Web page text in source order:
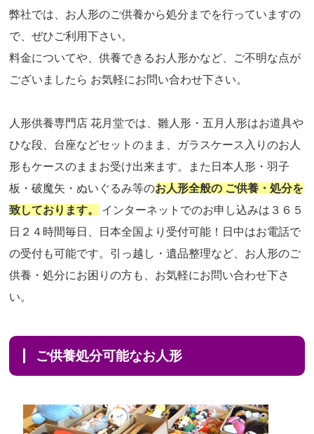
弊社では、お人形のご供養から処分までを行っていますの
で、ぜひご利用下さい。
料金についてや、供養できるお人形かなど、ご不明な点が
ございましたら お気軽にお問い合わせ下さい。
人形供養専門店 花月堂では、雛人形・五月人形はお道具や
ひな段、台座などセットのまま、ガラスケース入りのお人
形もケースのままお受け出来ます。また日本人形・羽子
板・破魔矢・ぬいぐるみ等のお人形全般の ご供養・処分を
致しております。
インターネットでのお申し込みは３６５
日２４時間毎日、日本全国より受付可能！日中はお電話で
の受付も可能です。引っ越し・遺品整理など、お人形のご
供養・処分にお困りの方も、お気軽にお問い合わせ下さ
い。
ご供養処分可能なお人形